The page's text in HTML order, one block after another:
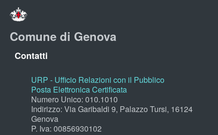
Comune di Genova
Contatti
URP - Ufficio Relazioni con il Pubblico
Posta Elettronica Certificata
Numero Unico: 010.1010
Indirizzo: Via Garibaldi 9, Palazzo Tursi, 16124
Genova
P. Iva: 00856930102